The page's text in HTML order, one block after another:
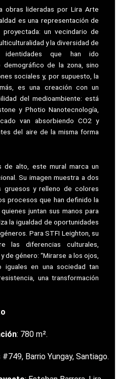
obras lideradas por Lira Arte
es una representación de
un vecindario de
y la diversidad de
identidades que han ido
de la zona, sino
sociales y, por supuesto, la
es una creación con un
del medioambiente: está
y Photio Nanotecnología,
van absorbiendo CO2 y
del aire de la misma forma
de alto, este mural marca un
Su imagen muestra a dos
gruesos y relleno de colores
procesos que han definido la
juntan sus manos para
la igualdad de oportunidades
Para STFI Leighton, su
las diferencias culturales,
género: “Mirarse a los ojos,
en una sociedad tan
una transformación
: 780 m².
#749, Barrio Yungay, Santiago.